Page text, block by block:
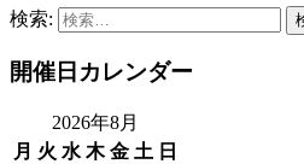
検索:
開催日カレンダー
2026年8月
月 火 水 木 金 土 日